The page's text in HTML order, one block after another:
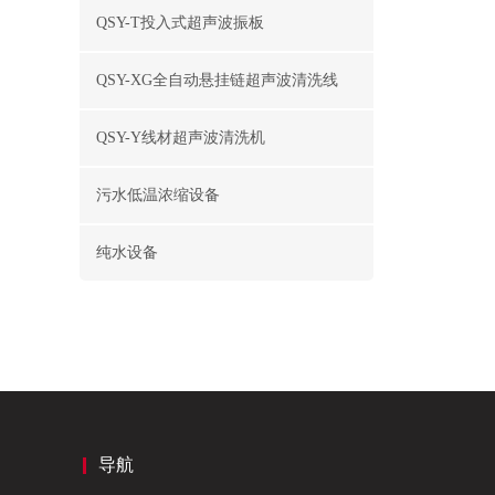
QSY-T投入式超声波振板
QSY-XG全自动悬挂链超声波清洗线
QSY-Y线材超声波清洗机
污水低温浓缩设备
纯水设备
导航